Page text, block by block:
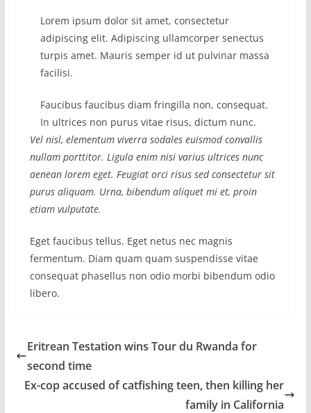
Lorem ipsum dolor sit amet, consectetur
adipiscing elit. Adipiscing ullamcorper senectus
turpis amet. Mauris semper id ut pulvinar massa
facilisi.
Faucibus faucibus diam fringilla non, consequat.
In ultrices non purus vitae risus, dictum nunc.
Vel nisl, elementum viverra sodales euismod convallis
nullam porttitor. Ligula enim nisi varius ultrices nunc
aenean lorem eget. Feugiat orci risus sed consectetur sit
purus aliquam. Urna, bibendum aliquet mi et, proin
etiam vulputate.
Eget faucibus tellus. Eget netus nec magnis
fermentum. Diam quam quam suspendisse vitae
consequat phasellus non odio morbi bibendum odio
libero.
Eritrean Testation wins Tour du Rwanda for
second time
Ex-cop accused of catfishing teen, then killing her
family in California